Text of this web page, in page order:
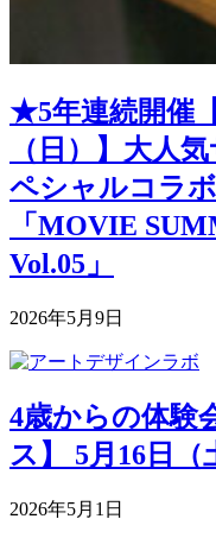
★5年連続開催
（日）】大人
ペシャルコラ
「MOVIE
Vol.05」
2026年5月9日
4歳からの体験
ス】 5月16日（
2026年5月1日